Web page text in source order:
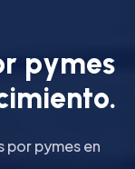
r pymes
imiento.
por pymes en